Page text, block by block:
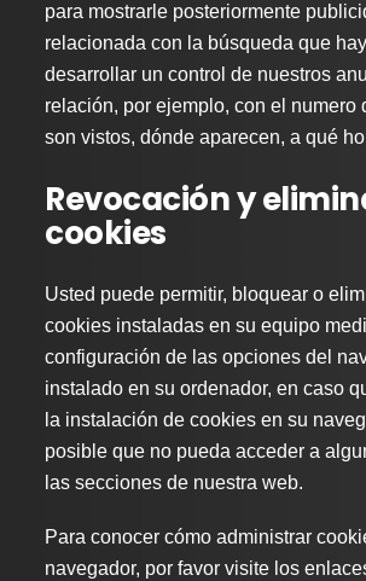
para mostrarle posteriormente
relacionada con la búsqueda que
desarrollar un control de nuestros
relación, por ejemplo, con el numero
son vistos, dónde aparecen, a qué
Revocación y
cookies
Usted puede permitir, bloquear o
cookies instaladas en su equipo
configuración de las opciones del
instalado en su ordenador, en caso
la instalación de cookies en su
posible que no pueda acceder a
las secciones de nuestra web.
Para conocer cómo administrar
navegador, por favor visite los